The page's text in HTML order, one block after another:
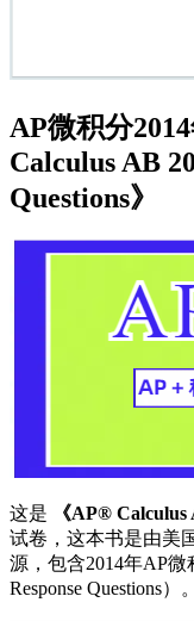
AP微积分
Calculus AB
Questions》
这是 《AP® Calculus
试卷，这本书是由美
源，包含2014年AP
Response Questions